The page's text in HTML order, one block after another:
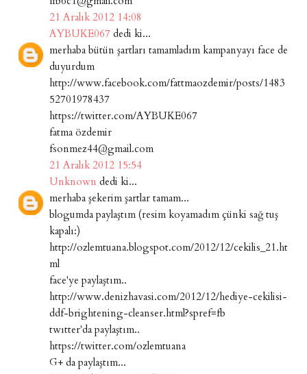
21 Aralık 2012 14:08
AYBUKE067 dedi ki...
merhaba bütün şartları tamamladım kampanyayı face de
duyurdum
http://www.facebook.com/fattmaozdemir/posts/1483
52701978437
https://twitter.com/AYBUKE067
fatma özdemir
fsonmez44@gmail.com
21 Aralık 2012 15:54
Unknown dedi ki...
merhaba şekerim şartlar tamam...
blogumda paylaştım (resim koyamadım çünki sağ tuş
kapalı:)
http://ozlemtuana.blogspot.com/2012/12/cekilis_21.ht
ml
face'ye paylaştım..
http://www.denizhavasi.com/2012/12/hediye-cekilisi-
ddf-brightening-cleanser.html?spref=fb
twıtter'da paylaştım..
https://twitter.com/ozlemtuana
G+ da paylaştım...